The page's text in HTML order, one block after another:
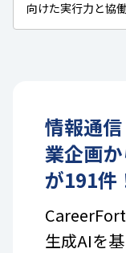
向けた実行力と協
情報通
業企画
が191件
生成AIを